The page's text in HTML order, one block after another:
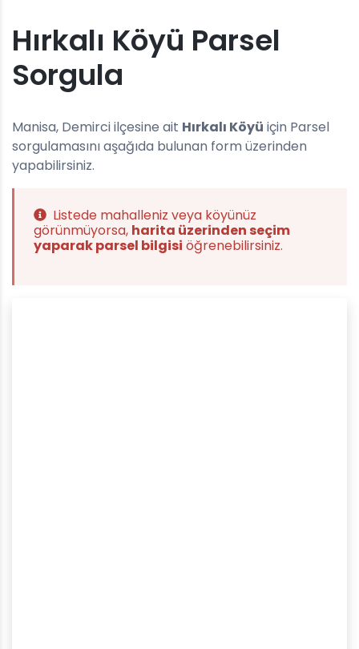
Hırkalı Köyü Parsel
Sorgula
Manisa, Demirci ilçesine ait Hırkalı Köyü için Parsel
sorgulamasını aşağıda bulunan form üzerinden
yapabilirsiniz.
Listede mahalleniz veya köyünüz
görünmüyorsa, harita üzerinden seçim
yaparak parsel bilgisi öğrenebilirsiniz.